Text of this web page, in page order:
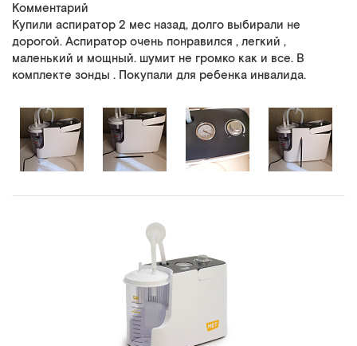
Комментарий
Купили аспиратор 2 мес назад, долго выбирали не
дорогой. Аспиратор очень понравился , легкий ,
маленький и мощный. шумит не громко как и все. В
комплекте зонды . Покупали для ребенка инвалида.